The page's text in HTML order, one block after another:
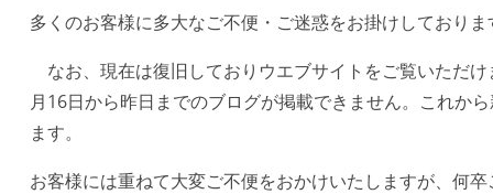
多くのお客様に多大なご不便・ご迷惑をお掛けしておりま
なお、現在は復旧しておりウエブサイトをご覧いただ
月16日から昨日までのブログが掲載できません。これか
ます。
お客様には重ねて大変ご不便をおかけいたしますが、何